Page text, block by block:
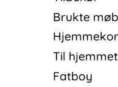
Brukte
Til hjemmet
Fatboy